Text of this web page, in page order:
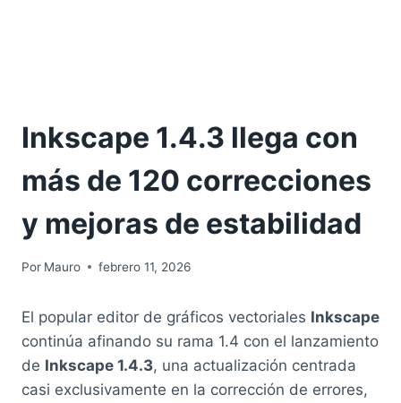
Inkscape 1.4.3 llega con
más de 120 correcciones
y mejoras de estabilidad
Por Mauro febrero 11, 2026
El popular editor de gráficos vectoriales Inkscape
continúa afinando su rama 1.4 con el lanzamiento
de Inkscape 1.4.3, una actualización centrada
casi exclusivamente en la corrección de errores,